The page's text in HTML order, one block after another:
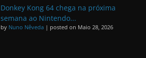
Donkey Kong 64 chega na próxima
semana ao Nintendo...
by Nuno Nêveda | posted on Maio 28, 2026